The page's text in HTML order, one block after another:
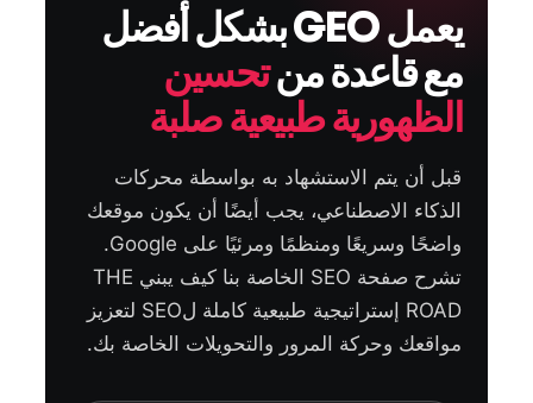
يعمل GEO بشكل أفضل
مع قاعدة منتحسين
الظهورية طبيعية صلبة
قبل أن يتم الاستشهاد به بواسطة محركات
الذكاء الاصطناعي، يجب أيضًا أن يكون موقعك
واضحًا وسريعًا ومنظمًا ومرئيًا على Google.
تشرح صفحة SEO الخاصة بنا كيف يبني THE
ROAD إستراتيجية طبيعية كاملة لSEO لتعزيز
مواقعك وحركة المرور والتحويلات الخاصة بك.